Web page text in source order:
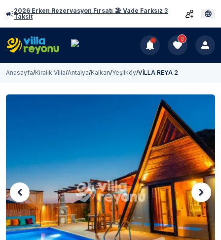
2026 Erken Rezervasyon Fırsatı 🏖️ Vade Farksız 3
Taksit
0
Anasayfa/Kiralık Villa/Antalya/Kalkan/Yeşilköy/VİLLA REYA 2